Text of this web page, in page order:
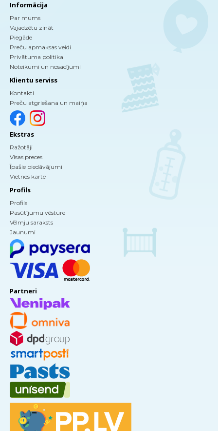
Informācija
Par mums
Vajadzētu zināt
Piegāde
Preču apmaksas veidi
Privātuma politika
Noteikumi un nosacījumi
Klientu serviss
Kontakti
Preču atgriešana un maiņa
Ekstras
Ražotāji
Visas preces
Īpašie piedāvājumi
Vietnes karte
Profils
Profils
Pasūtījumu vēsture
Vēlmju saraksts
Jaunumi
Partneri